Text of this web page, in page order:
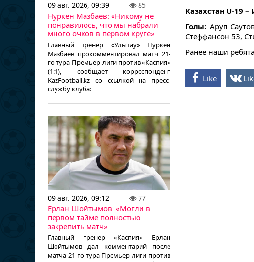
09 авг. 2026, 09:39 85
Нуркен Мазбаев: «Никому не
понравилось, что мы набрали
много очков в первом круге»
Главный тренер «Улытау» Нуркен
Мазбаев прокомментировал матч 21-
го тура Премьер-лиги против «Каспия»
(1:1), сообщает корреспондент
KazFootball.kz со ссылкой на пресс-
службу клуба:
09 авг. 2026, 09:12 77
Ерлан Шойтымов: «Могли в
первом тайме полностью
закрепить матч»
Главный тренер «Каспия» Ерлан
Шойтымов дал комментарий после
матча 21-го тура Премьер-лиги против
Казахстан U-19 –
Голы: Аруп
Стеффансон 53,
Ранее наши
Like